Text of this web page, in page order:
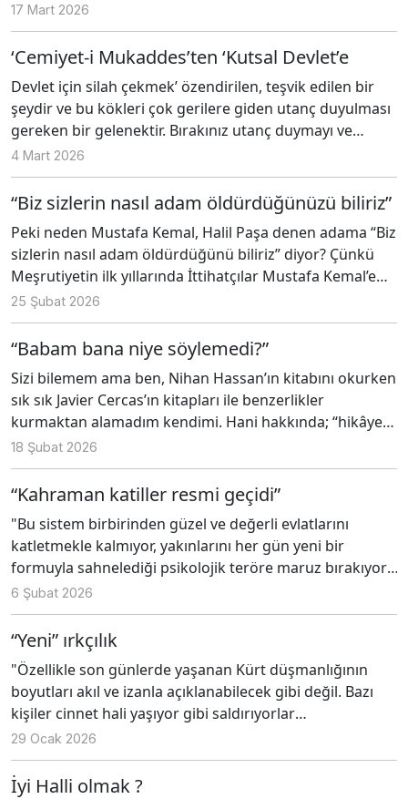
karşı yükselen itirazlar güçlü bir iç direncin olduğunu
gösteriyor. Ancak son zamanlarda yaşananlar, -soykırım
destekçiliği, devlet başkanlarının kaçırılması, dini
liderlerin öldürülmesi gibi saldırı ve savaşlara
bakıldığında Trump’ın Hitler olma yolunda yürümediği
iddia edilebilir mi?
17 Mart 2026
‘Cemiyet-i Mukaddes’ten ‘Kutsal Devlet’e
Devlet için silah çekmek’ özendirilen, teşvik edilen bir
şeydir ve bu kökleri çok gerilere giden utanç duyulması
gereken bir gelenektir. Bırakınız utanç duymayı ve
katilleri yargılamayı bu ülkenin bir başbakanı çıkıp
hepimizin gözlerinin içine bakarak “devlet için kurşun
atan da yiyen de şereflidir” demedi mi? Kendilerine
şeref bahşedilen katiller, uyuşturucu dahil olmak üzere
her türlü pis işi yaparak ceplerine dolarları doldurup
bazen parayı bölüşme işinde anlaşmazlığa düşüp
birbirlerini öldürmediler mi? Bütün bunlar, bütün bu
suçlar gözümüzün önünde işlendi. Hepimiz gördük,
hepimiz biliyoruz. Ama önemli olan ne gördüğümüz
değil bu görülenlerle ne yaptığımızdır. Sahi biz ne
yaptık?
4 Mart 2026
“Biz sizlerin nasıl adam öldürdüğünüzü biliriz”
Peki neden Mustafa Kemal, Halil Paşa denen adama “Biz
sizlerin nasıl adam öldürdüğünü biliriz” diyor? Çünkü
Meşrutiyetin ilk yıllarında İttihatçılar Mustafa Kemal’e
suikast planlıyor ve ilk önce Yakup Cemil’e teklif
ediyorlar. Yakup Cemil Mustafa Kemal’i sevdiği için bu işi
kabul etmiyor ve öldürme kararını da gizlice Mustafa
Kemal’e bildiriyor. Bunun üzerine suikast işini Halil Bey’e
veriyorlar.
25 Şubat 2026
“Babam bana niye söylemedi?”
Sizi bilemem ama ben, Nihan Hassan’ın kitabını okurken
sık sık Javier Cercas’ın kitapları ile benzerlikler
kurmaktan alamadım kendimi. Hani hakkında; “hikâye
anlatmıyor, hikâyelerin nasıl kurulduğunu ifşa ediyor”
denilen Cercas’ın kitaplarını… Kitabını, “Bir yandan
kurgu olmayan, diğer yandan ise kronik, deneme,
biyografi, otobiyografi ve daha birçok şeyin karışımı
olan melez bir roman” diye tanımladığını Ebru
Dedeoğlu’nun söyleşisinden öğrendiğim Cercas’ın
romanlarını…
18 Şubat 2026
“Kahraman katiller resmi geçidi”
"Bu sistem birbirinden güzel ve değerli evlatlarını
katletmekle kalmıyor, yakınlarını her gün yeni bir
formuyla sahnelediği psikolojik teröre maruz bırakıyor.
Sevdiklerinin katillerini medyada magazinleştirilerek ya
da siyasetçilerin bunlarla ilişkilenme biçimlerinde
sürekli karşılarında görmek onlara uygulanan acımasız
bir şiddet biçimi değil miydi? Şimdi de filmleri yapılıyor,
şiddet katmerleşiyor. Mağdura hiç saygıları yok."
6 Şubat 2026
“Yeni” ırkçılık
"Özellikle son günlerde yaşanan Kürt düşmanlığının
boyutları akıl ve izanla açıklanabilecek gibi değil. Bazı
kişiler cinnet hali yaşıyor gibi saldırıyorlar
Kürtlere. Suriye Kürtlerine yapılan saldırıları protesto
etmek isteyenlere devlet güçlerinin uyguladığı şiddet
akıllara durgunluk verecek düzeyde."
29 Ocak 2026
İyi Halli olmak ?